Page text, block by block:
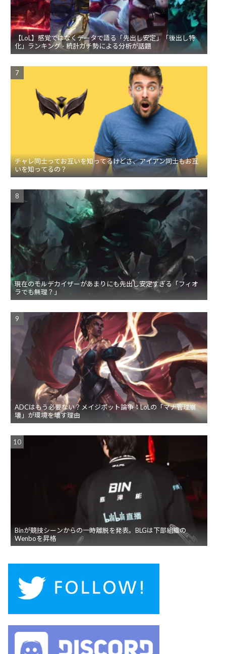
【LoL】感覚ではなくデータで語る「先出し安定」「後出し特
化」ランキング - 統計ガチ勢による分析が話題
チャレ同士ってお互いを知ってるけどさ、アイアン同士もお互
いを知ってるの？
現在のモルデカイザーがあまりにも先出し安定すぎる「フィオ
ラでも無理？」
ADCはもう必要ない？メイジボット論争：LoLの「マナ管理崩
壊」が環境を壊す理由
Binが競技シーンからの一時離脱を発表。BLGは下部組織の
Wenboを昇格